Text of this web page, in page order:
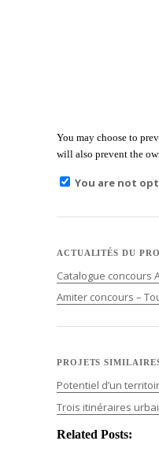
You may choose to
will also prevent the
You are not
ACTUALITÉS DU
Catalogue concours
Amiter concours –
PROJETS
Potentiel d’un
Trois itinéraires
Related Posts: